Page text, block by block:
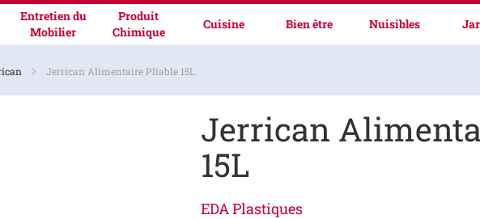
Entretien du
Mobilier
Produit
Chimique
Cuisine Bien être Nuisibles
Jerrican Alimentaire Pliable 15L
Jerrican
15L
EDA Plastiques